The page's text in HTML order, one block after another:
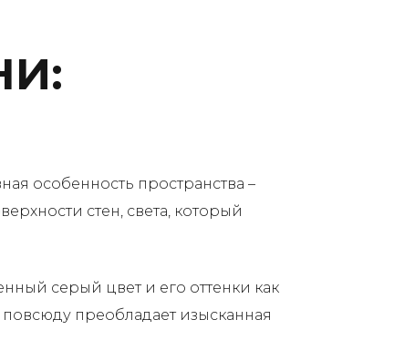
особенность пространства –
стен, света, который
серый цвет и его оттенки как
преобладает изысканная